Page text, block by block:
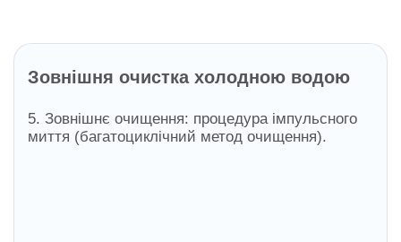
Зовнішня очистка холодною водою
5. Зовнішнє очищення: процедура імпульсного
миття (багатоциклічний метод очищення).